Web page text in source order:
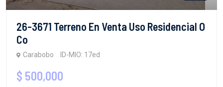
26-3671 Terreno En Venta Uso Residencial O
Co
Carabobo ID-MIO: 17ed
$ 500,000